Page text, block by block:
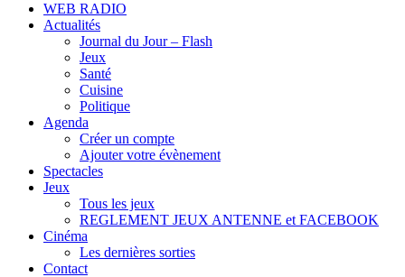
WEB RADIO
Actualités
Journal du Jour – Flash
Jeux
Santé
Cuisine
Politique
Agenda
Créer un compte
Ajouter votre évènement
Spectacles
Jeux
Tous les jeux
REGLEMENT JEUX ANTENNE et FACEBOOK
Cinéma
Les dernières sorties
Contact